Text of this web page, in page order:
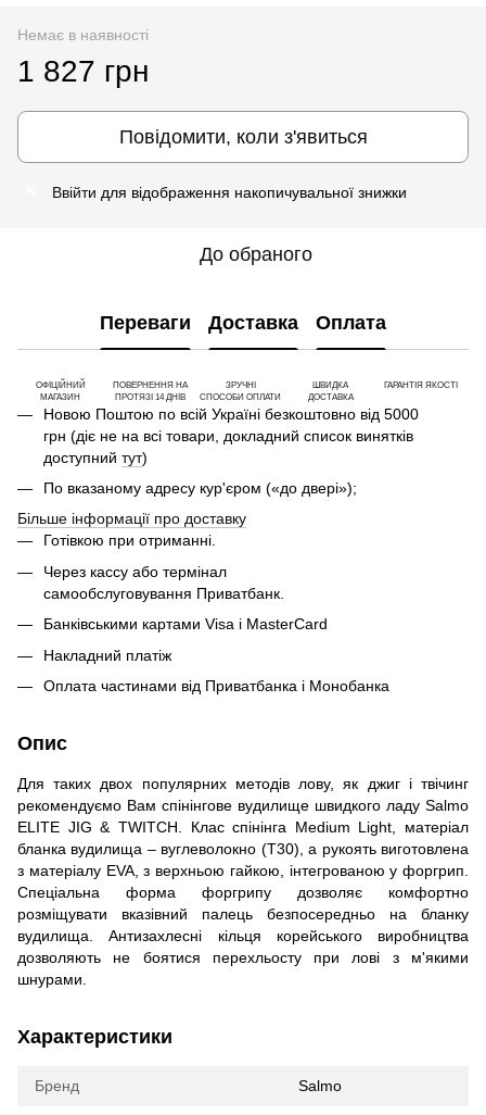
Немає в наявності
1 827 грн
Повідомити, коли з'явиться
Ввійти для відображення накопичувальної знижки
До обраного
Переваги Доставка Оплата
ОФІЦІЙНИЙ
МАГАЗИН
ПОВЕРНЕННЯ НА
ПРОТЯЗІ 14 ДНІВ
ЗРУЧНІ
СПОСОБИ ОПЛАТИ
ШВИДКА
ДОСТАВКА
ГАРАНТІЯ ЯКОСТІ
Новою Поштою по всій Україні безкоштовно від 5000
грн (діє не на всі товари, докладний список винятків
доступний тут)
По вказаному адресу кур'єром («до двері»);
Більше інформації про доставку
Готівкою при отриманні.
Через кассу або термінал
самообслуговування Приватбанк.
Банківськими картами Visa і MasterCard
Накладний платіж
Оплата частинами від Приватбанка і Монобанка
Опис
Для таких двох популярних методів лову, як джиг і твічинг
рекомендуємо Вам спінінгове вудилище швидкого ладу Salmo
ELITE JIG & TWITCH. Клас спінінга Medium Light, матеріал
бланка вудилища – вуглеволокно (T30), а рукоять виготовлена
з матеріалу EVA, з верхньою гайкою, інтегрованою у форгрип.
Спеціальна форма форгрипу дозволяє комфортно
розміщувати вказівний палець безпосередньо на бланку
вудилища. Антизахлесні кільця корейського виробництва
дозволяють не боятися перехльосту при лові з м'якими
шнурами.
Характеристики
Бренд Salmo